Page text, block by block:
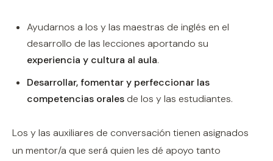
Ayudarnos a los y las maestras de inglés en el
desarrollo de las lecciones aportando su
experiencia y cultura al aula.
Desarrollar, fomentar y perfeccionar las
competencias oralesde los y las estudiantes.
Los y las auxiliares de conversación tienen asignados
un mentor/a que será quien les dé apoyo tanto